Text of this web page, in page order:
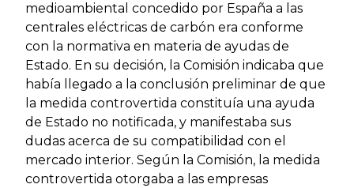
medioambiental concedido por España a las
centrales eléctricas de carbón era conforme
con la normativa en materia de ayudas de
Estado. En su decisión, la Comisión indicaba que
había llegado a la conclusión preliminar de que
la medida controvertida constituía una ayuda
de Estado no notificada, y manifestaba sus
dudas acerca de su compatibilidad con el
mercado interior. Según la Comisión, la medida
controvertida otorgaba a las empresas